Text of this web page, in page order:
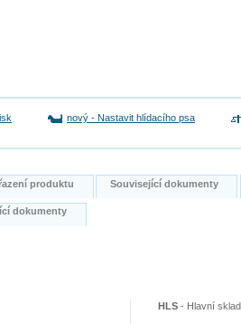
nový - Nastavit hlídacího psa
produktu Související dokumenty
dokumenty
HLS - Hlavní sklad